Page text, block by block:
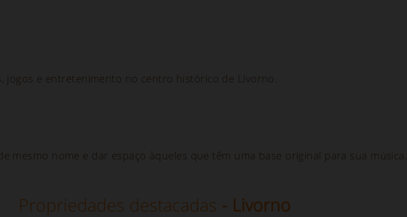
jogos e entretenimento no centro histórico de Livorno.
mesmo nome e dar espaço àqueles que têm uma base original para sua música.
Propriedades destacadas - Livorno